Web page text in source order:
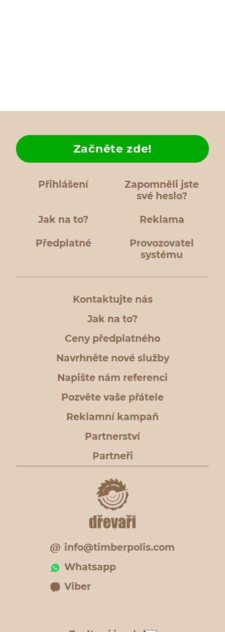
Přihlášení
Zapomněli jste
své heslo?
Jak na to?
Začněte zde!
Reklama
Předplatné
Provozovatel
systému
Kontaktujte nás
Jak na to?
Ceny předplatného
Navrhněte nové služby
Napište nám referenci
Pozvěte vaše přátele
Reklamní kampaň
Partnerství
Partneři
info@timberpolis.com
Whatsapp
Viber